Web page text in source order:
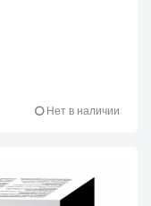
Нет в наличии